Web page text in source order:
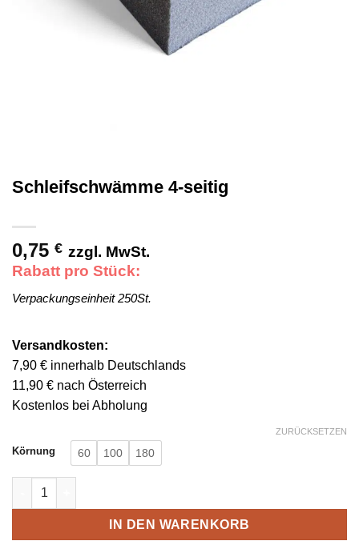
Schleifschwämme 4-seitig
0,75 € zzgl. MwSt.
Rabatt pro Stück:
Verpackungseinheit 250St.
Versandkosten:
7,90 € innerhalb Deutschlands
11,90 € nach Österreich
Kostenlos bei Abholung
Körnung 60 100 180
ZURÜCKSETZEN
Schleifschwämme 4-seitig Menge
IN DEN WARENKORB